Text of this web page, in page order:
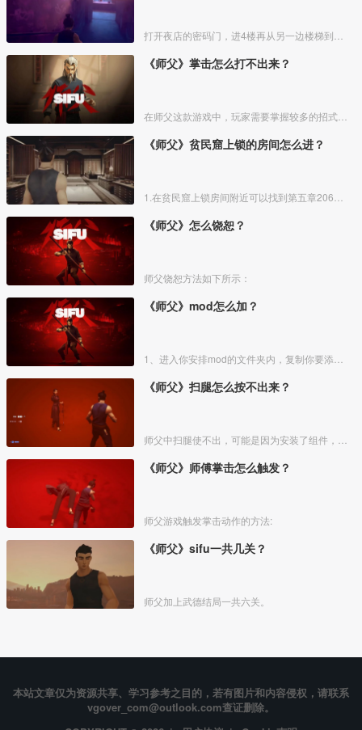
《师父》掌击怎么打不出来？
《师父》贫民窟上锁的房间怎么进？
《师父》怎么饶恕？
师父饶恕方法如下所示：
《师父》mod怎么加？
《师父》扫腿怎么按不出来？
《师父》师傅掌击怎么触发？
师父游戏触发掌击动作的方法:
《师父》sifu一共几关？
师父加上武德结局一共六关。
本站文章仅为资源共享、学习参考之目的，若有图片和内容侵权，请联系
vgover_com@outlook.com查证删除。